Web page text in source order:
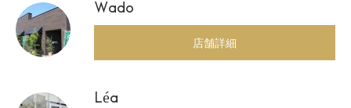
Wado
店舗詳細
Léa